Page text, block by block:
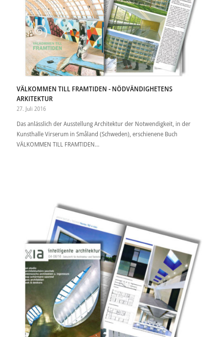
VÄLKOMMEN TILL FRAMTIDEN - NÖDVÄNDIGHETENS
ARKITEKTUR
27. Juli 2016
Das anlässlich der Ausstellung Architektur der Notwendigkeit, in der
Kunsthalle Virserum in Småland (Schweden), erschienene Buch
VÄLKOMMEN TILL FRAMTIDEN…